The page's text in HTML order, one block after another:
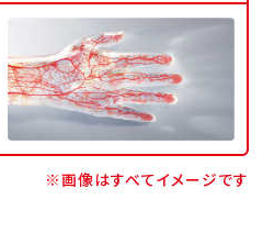
※画像はすべてイメージです